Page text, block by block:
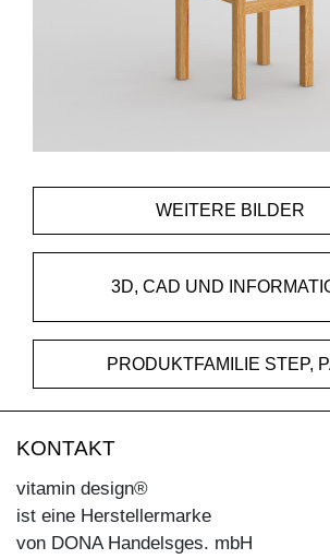
WEITERE BILDER
3D, CAD UND
KONTAKT
vitamin design®
ist eine Herstellermarke
von DONA Handelsges. mbH